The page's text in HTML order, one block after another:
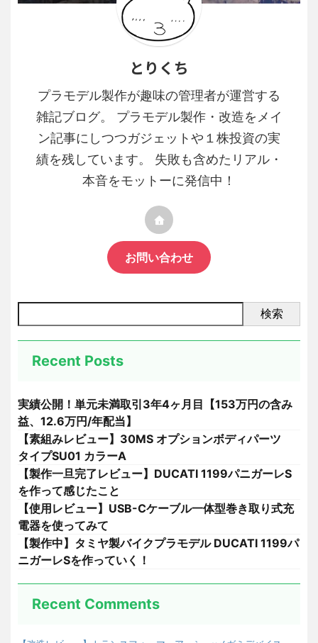
とりくち
プラモデル製作が趣味の管理者が運営する
雑記ブログ。 プラモデル製作・改造をメイ
ン記事にしつつガジェットや１株投資の実
績を残しています。 失敗も含めたリアル・
本音をモットーに発信中！
お問い合わせ
検索
Recent Posts
実績公開！単元未満取引3年4ヶ月目【153万円の含み
益、12.6万円/年配当】
【素組みレビュー】30MS オプションボディパーツ
タイプSU01 カラーA
【製作一旦完了レビュー】DUCATI 1199パニガーレS
を作って感じたこと
【使用レビュー】USB-Cケーブル一体型巻き取り式充
電器を使ってみて
【製作中】タミヤ製バイクプラモデル DUCATI 1199パ
ニガーレSを作っていく！
Recent Comments